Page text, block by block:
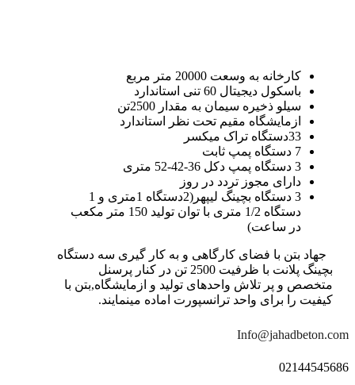
کارخانه به وسعت 20000 متر مربع
باسکول دیجیتال 60 تنی استاندارد
سیلو ذخیره سیمان به مقدار 2500تن
ازمایشگاه مقیم تحت نظر استاندارد
33دستگاه تراک میکسر
7 دستگاه پمپ ثابت
3 دستگاه پمپ دکل 36-42-52 متری
دارای مجوز تردد در روز
3 دستگاه بچینگ لیپهر(2دستگاه 1متری و 1
دستگاه 1/2 متری با توان تولید 150 متر مکعب
در ساعت)
جهاد بتن با فضای کارگاهی و به کار گیری سه دستگاه
بچینگ پلانت با ظرفیت 2500 تن در کنار پرسنل
متخصص و پر تلاش واحدهای تولید و ازمایشگاه,بتن با
کیفیت را برای واحد ترانسپورت اماده مینمایند.
Info@jahadbeton.com
02144545686